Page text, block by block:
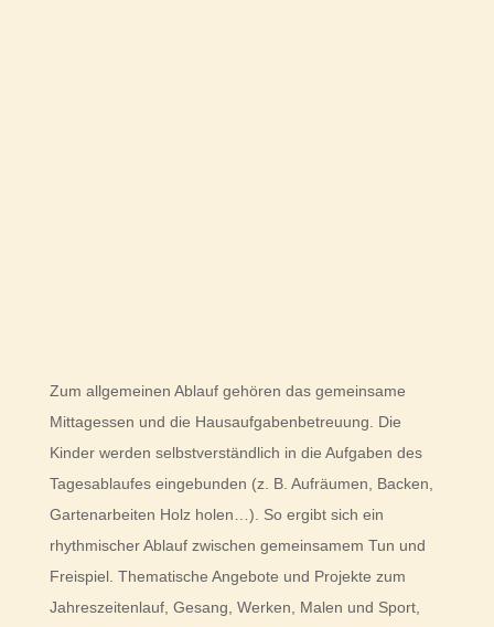
Zum allgemeinen Ablauf gehören das gemeinsame
Mittagessen und die Hausaufgabenbetreuung. Die
Kinder werden selbstverständlich in die Aufgaben des
Tagesablaufes eingebunden (z. B. Aufräumen, Backen,
Gartenarbeiten Holz holen…). So ergibt sich ein
rhythmischer Ablauf zwischen gemeinsamem Tun und
Freispiel. Thematische Angebote und Projekte zum
Jahreszeitenlauf, Gesang, Werken, Malen und Sport,